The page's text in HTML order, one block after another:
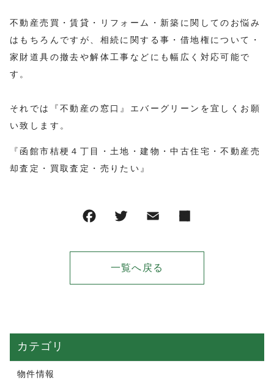
不動産売買・賃貸・リフォーム・新築に関してのお悩み
はもちろんですが、相続に関する事・借地権について・
家財道具の撤去や解体工事などにも幅広く対応可能で
す。
それでは『不動産の窓口』エバーグリーンを宜しくお願
い致します。
『函館市桔梗４丁目・土地・建物・中古住宅・不動産売
却査定・買取査定・売りたい』
一覧へ戻る
カテゴリ
物件情報